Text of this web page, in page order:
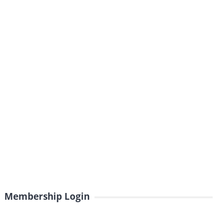
Membership Login